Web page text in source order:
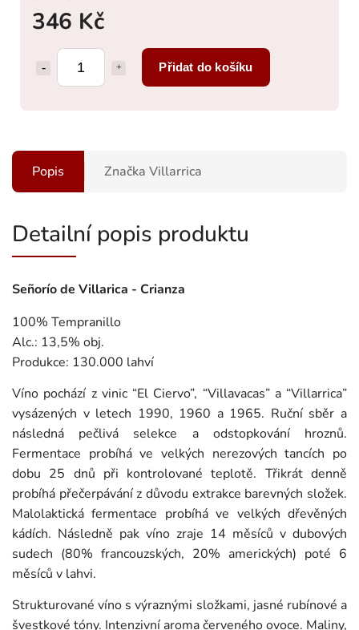
346 Kč
Přidat do košíku
Popis Značka Villarrica
Detailní popis produktu
Señorío de Villarica - Crianza
100% Tempranillo
Alc.: 13,5% obj.
Produkce: 130.000 lahví
Víno pochází z vinic “El Ciervo”, “Villavacas” a “Villarrica”
vysázených v letech 1990, 1960 a 1965. Ruční sběr a
následná pečlivá selekce a odstopkování hroznů.
Fermentace probíhá ve velkých nerezových tancích po
dobu 25 dnů při kontrolované teplotě. Třikrát denně
probíhá přečerpávání z důvodu extrakce barevných složek.
Malolaktická fermentace probíhá ve velkých dřevěných
kádích. Následně pak víno zraje 14 měsíců v dubových
sudech (80% francouzských, 20% amerických) poté 6
měsíců v lahvi.
Strukturované víno s výraznými složkami, jasné rubínové a
švestkové tóny. Intenzivní aroma červeného ovoce. Maliny,